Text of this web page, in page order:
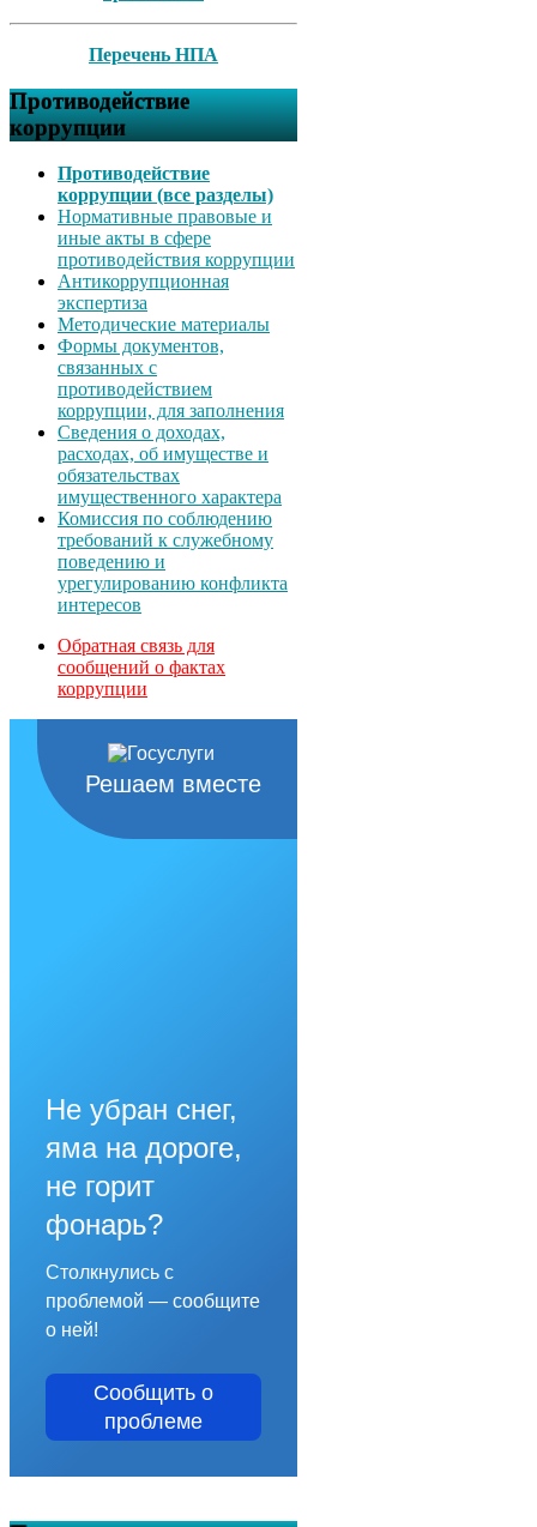
Перечень НПА
Противодействие
коррупции
Противодействие
коррупции (все разделы)
Нормативные правовые и
иные акты в сфере
противодействия коррупции
Антикоррупционная
экспертиза
Методические материалы
Формы документов,
связанных с
противодействием
коррупции, для заполнения
Сведения о доходах,
расходах, об имуществе и
обязательствах
имущественного характера
Комиссия по соблюдению
требований к служебному
поведению и
урегулированию конфликта
интересов
Обратная связь для
сообщений о фактах
коррупции
Решаем вместе
Не убран снег,
яма на дороге,
не горит
фонарь?
Столкнулись с
проблемой — сообщите
о ней!
Сообщить о
проблеме